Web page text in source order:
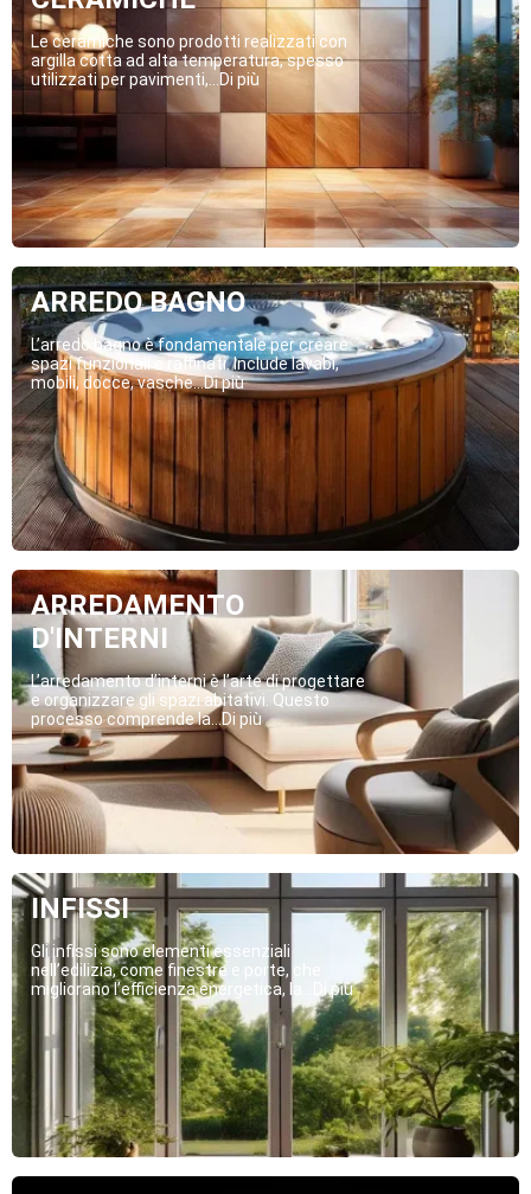
Le ceramiche sono prodotti realizzati con
argilla cotta ad alta temperatura, spesso
utilizzati per pavimenti,...Di più
ARREDO BAGNO
L’arredo bagno è fondamentale per creare
spazi funzionali e raffinati. Include lavabi,
mobili, docce, vasche...Di più
ARREDAMENTO
D'INTERNI
L’arredamento d’interni è l’arte di progettare
e organizzare gli spazi abitativi. Questo
processo comprende la...Di più
INFISSI
Gli infissi sono elementi essenziali
nell’edilizia, come finestre e porte, che
migliorano l’efficienza energetica, la...Di più